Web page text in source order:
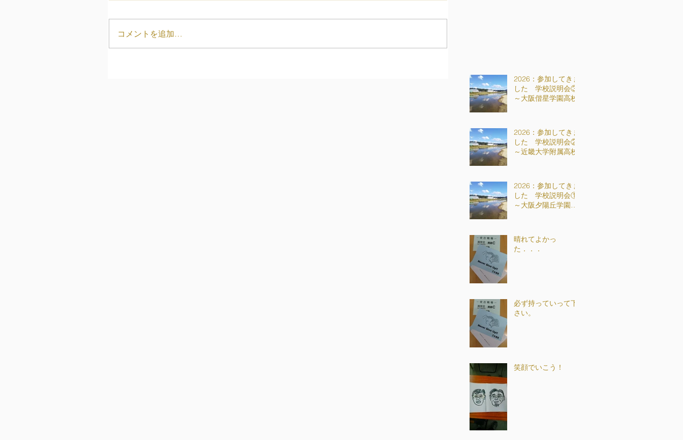
コメントを追加…
2026：参加してきま
した 学校説明会③
～大阪偕星学園高校
2026：参加してきま
した 学校説明会②
～近畿大学附属高校
2026：参加してきま
した 学校説明会①
～大阪夕陽丘学園高
晴れてよかっ
た．．．
必ず持っていって下
さい。
笑顔でいこう！